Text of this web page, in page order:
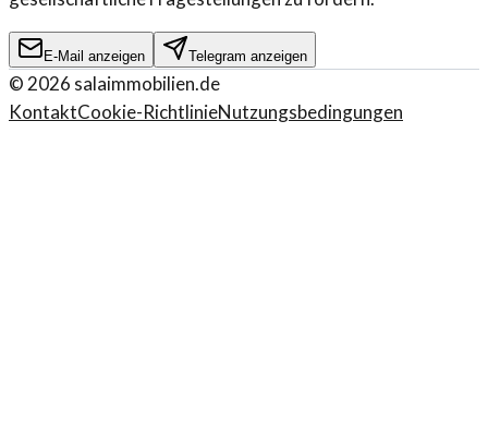
E-Mail anzeigen Telegram anzeigen
© 2026 salaimmobilien.de
KontaktCookie-RichtlinieNutzungsbedingungen